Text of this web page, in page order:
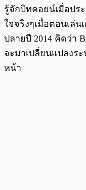
รู้จักบิทคอยน์เมื่อปร
ใจจริงๆเมื่อตอนเล่น
ปลายปี 2014 คิดว่า
จะมาเปลี่ยนแปลงร
หน้า